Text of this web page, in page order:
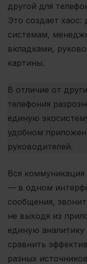
другой для
Это создает
системам,
вкладками,
картины.
В отличие от
телефония
единую
удобном
руководителей.
Вся
— в одном
сообщения,
не выходя из
единую
сравнить
разных